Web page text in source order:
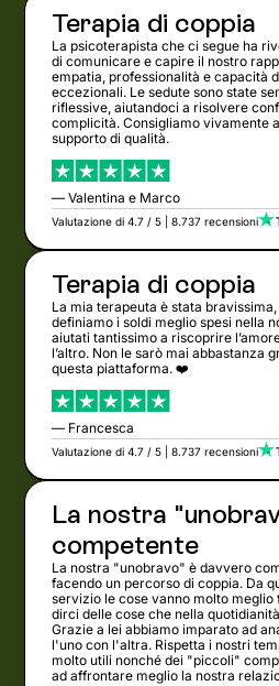
Terapia di coppia
La psicoterapista che ci segue ha
di comunicare e capire il nostro
empatia, professionalità e capacità
eccezionali. Le sedute sono state
riflessive, aiutandoci a risolvere
complicità. Consigliamo vivamente
supporto di qualità.
— Valentina e Marco
Valutazione di 4.7 / 5 | 8.737 recensioni
Terapia di coppia
La mia terapeuta è stata
definiamo i soldi meglio spesi nella
aiutati tantissimo a riscoprire
l’altro. Non le sarò mai abbastanza
questa piattaforma. ❤️
— Francesca
Valutazione di 4.7 / 5 | 8.737 recensioni
La nostra
competente
La nostra "unobravo" è davvero
facendo un percorso di coppia. Da
servizio le cose vanno molto meglio
dirci delle cose che nella
Grazie a lei abbiamo imparato ad
l'uno con l'altra. Rispetta i nostri
molto utili nonché dei "piccoli"
ad affrontare meglio la nostra